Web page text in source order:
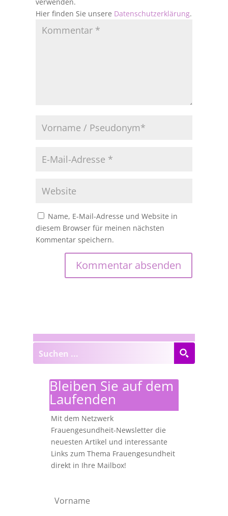
Hier finden Sie unsere Datenschutzerklärung.
Name, E-Mail-Adresse und Website in
diesem Browser für meinen nächsten
Kommentar speichern.
Bleiben Sie auf dem
Laufenden
Mit dem Netzwerk
Frauengesundheit-Newsletter die
neuesten Artikel und interessante
Links zum Thema Frauengesundheit
direkt in Ihre Mailbox!